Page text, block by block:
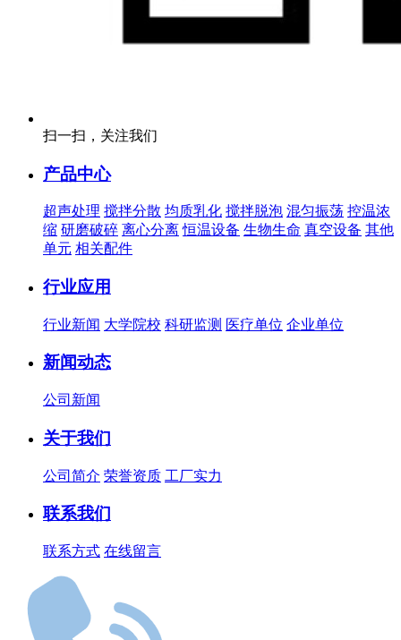
扫一扫，关注我们
产品中心
超声处理 搅拌分散 均质乳化 搅拌脱泡 混匀振荡 控温浓
缩 研磨破碎 离心分离 恒温设备 生物生命 真空设备 其他
单元 相关配件
行业应用
行业新闻 大学院校 科研监测 医疗单位 企业单位
新闻动态
公司新闻
关于我们
公司简介 荣誉资质 工厂实力
联系我们
联系方式 在线留言